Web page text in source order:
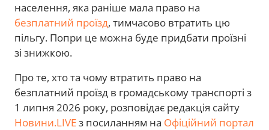
населення, яка раніше мала право на
безплатний проїзд, тимчасово втратить цю
пільгу. Попри це можна буде придбати проїзні
зі знижкою.
Про те, хто та чому втратить право на
безплатний проїзд в громадському транспорті з
1 липня 2026 року, розповідає редакція сайту
Новини.LIVEз посиланням на Офіційний портал